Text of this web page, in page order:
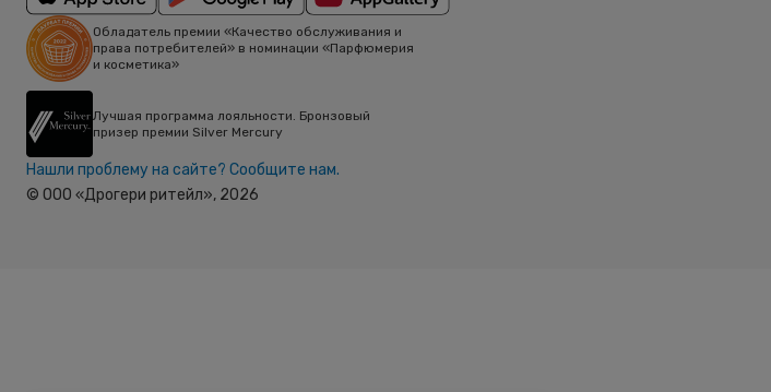
Обладатель премии «Качество обслуживания и
права потребителей» в номинации «Парфюмерия
и косметика»
Лучшая программа лояльности. Бронзовый
призер премии Silver Mercury
Нашли проблему на сайте? Сообщите нам.
© ООО «Дрогери ритейл», 2026